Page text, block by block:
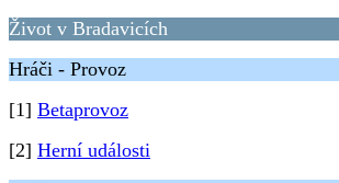
Život v Bradavicích
Hráči - Provoz
[1] Betaprovoz
[2] Herní události